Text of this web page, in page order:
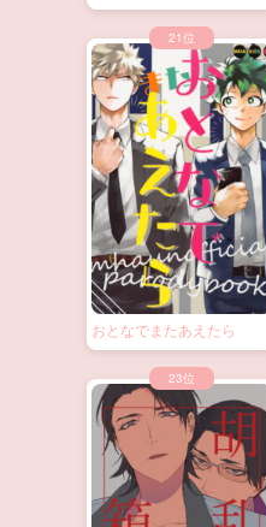
おとなでまたあえたら